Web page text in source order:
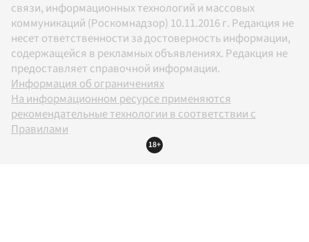
связи, информационных технологий и массовых
коммуникаций (Роскомнадзор) 10.11.2016 г. Редакция не
несет ответственности за достоверность информации,
содержащейся в рекламных объявлениях. Редакция не
предоставляет справочной информации.
Информация об ограничениях
На информационном ресурсе применяются
рекомендательные технологии в соответствии с
Правилами
18+